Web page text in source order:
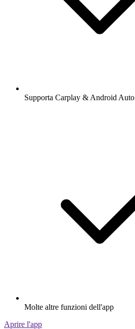
Supporta Carplay & Android Auto
Molte altre funzioni dell'app
Aprire l'app